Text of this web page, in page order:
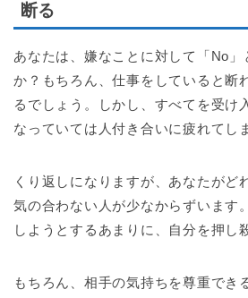
断る
あなたは、嫌なことに対して「No」
か？もちろん、仕事をしていると断
るでしょう。しかし、すべてを受け
なっていては人付き合いに疲れてし
くり返しになりますが、あなたがど
気の合わない人が少なからずいます
しようとするあまりに、自分を押し
もちろん、相手の気持ちを尊重でき